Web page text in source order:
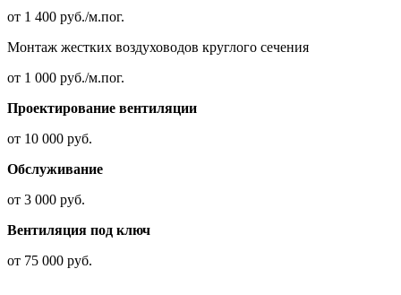
от 1 400 руб./м.пог.
Монтаж жестких воздуховодов круглого сечения
от 1 000 руб./м.пог.
Проектирование вентиляции
от 10 000 руб.
Обслуживание
от 3 000 руб.
Вентиляция под ключ
от 75 000 руб.